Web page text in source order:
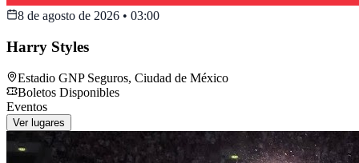
8 de agosto de 2026 • 03:00
Harry Styles
Estadio GNP Seguros, Ciudad de México
Boletos Disponibles
Eventos
Ver lugares